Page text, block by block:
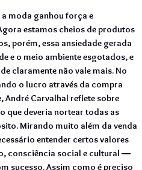
moda ganhou força e
estamos cheios de produtos
porém, essa ansiedade gerada
e o meio ambiente esgotados, e
claramente não vale mais. No
o lucro através da compra
André Carvalhal reflete sobre
que deveria nortear todas as
Mirando muito além da venda
entender certos valores
consciência social e cultural ―
sucesso. Assim como é preciso